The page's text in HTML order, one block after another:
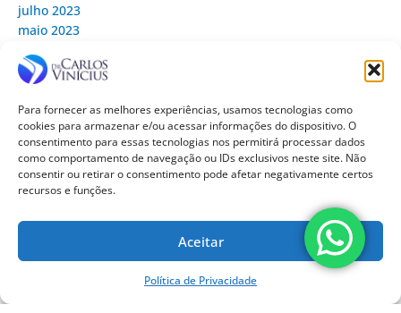
Para fornecer as melhores experiências, usamos tecnologias como
cookies para armazenar e/ou acessar informações do dispositivo. O
consentimento para essas tecnologias nos permitirá processar dados
como comportamento de navegação ou IDs exclusivos neste site. Não
consentir ou retirar o consentimento pode afetar negativamente certos
recursos e funções.
Aceitar
Política de Privacidade
julho 2023
maio 2023
novembro 2022
outubro 2022
setembro 2022
Categorias
Artrose
Blog
Crianças
Homens